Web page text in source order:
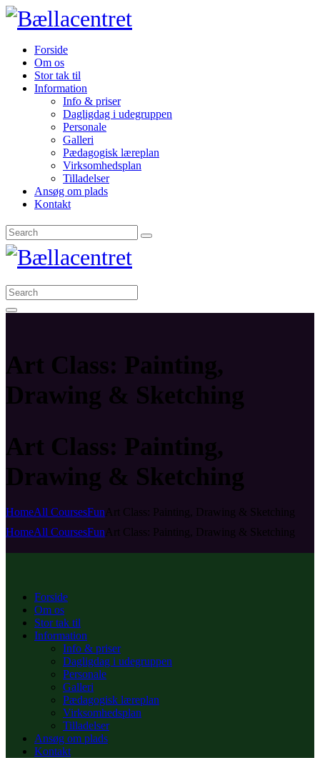
Forside
Om os
Stor tak til
Information
Info & priser
Dagligdag i udegruppen
Personale
Galleri
Pædagogisk læreplan
Virksomhedsplan
Tilladelser
Ansøg om plads
Kontakt
Art Class: Painting,
Drawing & Sketching
Art Class: Painting,
Drawing & Sketching
HomeAll CoursesFun Art Class: Painting, Drawing & Sketching
HomeAll CoursesFun Art Class: Painting, Drawing & Sketching
Forside
Om os
Stor tak til
Information
Info & priser
Dagligdag i udegruppen
Personale
Galleri
Pædagogisk læreplan
Virksomhedsplan
Tilladelser
Ansøg om plads
Kontakt